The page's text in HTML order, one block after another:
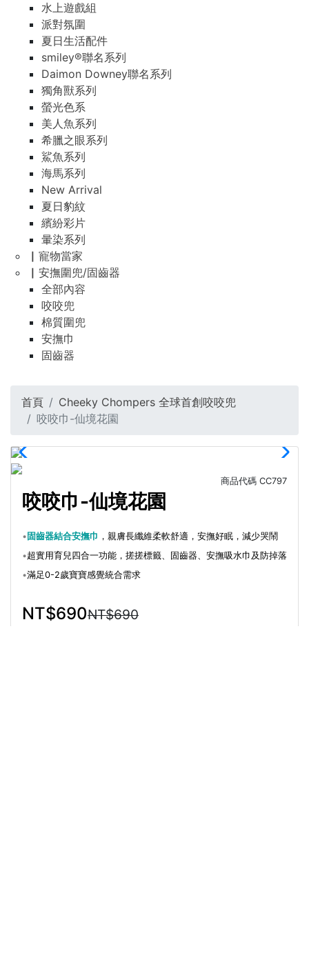
水上遊戲組
派對氛圍
夏日生活配件
smiley®聯名系列
Daimon Downey聯名系列
獨角獸系列
螢光色系
美人魚系列
希臘之眼系列
鯊魚系列
海馬系列
New Arrival
夏日豹紋
繽紛彩片
暈染系列
▏寵物當家
▏安撫圍兜/固齒器
全部內容
咬咬兜
棉質圍兜
安撫巾
固齒器
首頁
Cheeky Chompers 全球首創咬咬兜
咬咬巾-仙境花園
商品代碼 CC797
咬咬巾-仙境花園
• 固齒器結合安撫巾 ，親膚長纖維柔軟舒適，安撫好眠，減少哭鬧
•超實用育兒四合一功能，搓搓標籤、固齒器、安撫吸水巾及防掉落
•滿足0-2歲寶寶感覺統合需求
NT$690NT$690